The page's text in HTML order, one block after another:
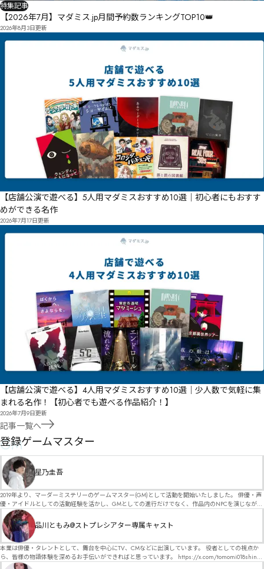
特集記事
【2026年7月】マダミス.jp月間予約数ランキングTOP10👑
2026年8月3日更新
【店舗公演で遊べる】5人用マダミスおすすめ10選｜初心者にもおすす
めができる名作
2026年7月17日更新
【店舗公演で遊べる】4人用マダミスおすすめ10選｜少人数で気軽に集
まれる名作！【初心者でも遊べる作品紹介！】
2026年7月9日更新
記事一覧へ
GM
登録ゲームマスター
星乃圭吾
2019年より、マーダーミステリーのゲームマスター(GM)として活動を開始いたしました。 俳優・声
優・アイドルとしての活動経験を活かし、GMとしての進行だけでなく、作品内のNPCを演じなが
ら、お客様に物語の世界へ入り込んでいただくような演出・サービスを得意としています。 自分自
身でも作品制作を行っているので、作家さんが作品に込めた想いや意図を大切にしながら、その作
品の魅力をお客様に届けられるような公演を心がけています。 参加してくださる皆様がどんなエン
ディングを迎えるのか、どんな物語が生まれるのかを想像しながら、公演を進めていく時間が本当
に大好きです！ 対応可能作品は、オフライン（対面）作品のみとなります。 得意分野をひとつ挙げ
るなら恋愛もの（恋愛要素を含むシナリオ）ですが、ファンタジー、デスゲーム、青春ものなど、
ジャンルを問わず幅広く対応可能です！お任せください！ 《所属団体・店舗》 ★ Lanbelysma -ラン
品川ともみ@ストプレシアター専属キャスト
本業は俳優・タレントとして、舞台を中心にTV、CMなどに出演しています。 役者としての視点か
ら、皆様の物語体験を深めるお手伝いができればと思っています。 https://x.com/tomomi018shin?
s=11 活動内容はSNSにて投稿しています。 SPT所属。 ストーリープレイングシアター「星詠みの